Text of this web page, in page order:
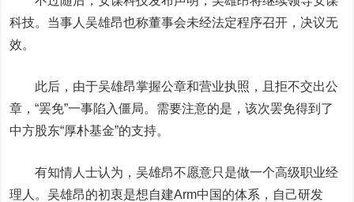
科技。当事人吴雄昂也称董事会未经法定程序召开，决议无
效。
此后，由于吴雄昂掌握公章和营业执照，且拒不交出公
章，“罢免”一事陷入僵局。需要注意的是，该次罢免得到了
中方股东“厚朴基金”的支持。
有知情人士认为，吴雄昂不愿意只是做一个高级职业经
理人。吴雄昂的初衷是想自建Arm中国的体系，自己研发